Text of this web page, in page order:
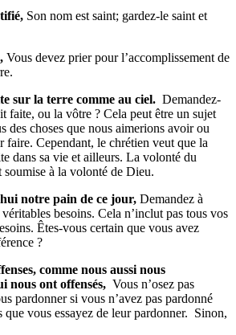
Son nom est saint; gardez-le saint et
Vous devez prier pour l’accomplissement de
sur la terre comme au ciel. Demandez-
faite, ou la vôtre ? Cela peut être un sujet
des choses que nous aimerions avoir ou
faire. Cependant, le chrétien veut que la
dans sa vie et ailleurs. La volonté du
soumise à la volonté de Dieu.
notre pain de ce jour, Demandez à
besoins. Cela n’inclut pas tous vos
Êtes-vous certain que vous avez
?
comme nous aussi nous
nous ont offensés, Vous n’osez pas
pardonner si vous n’avez pas pardonné
vous essayez de leur pardonner. Sinon,